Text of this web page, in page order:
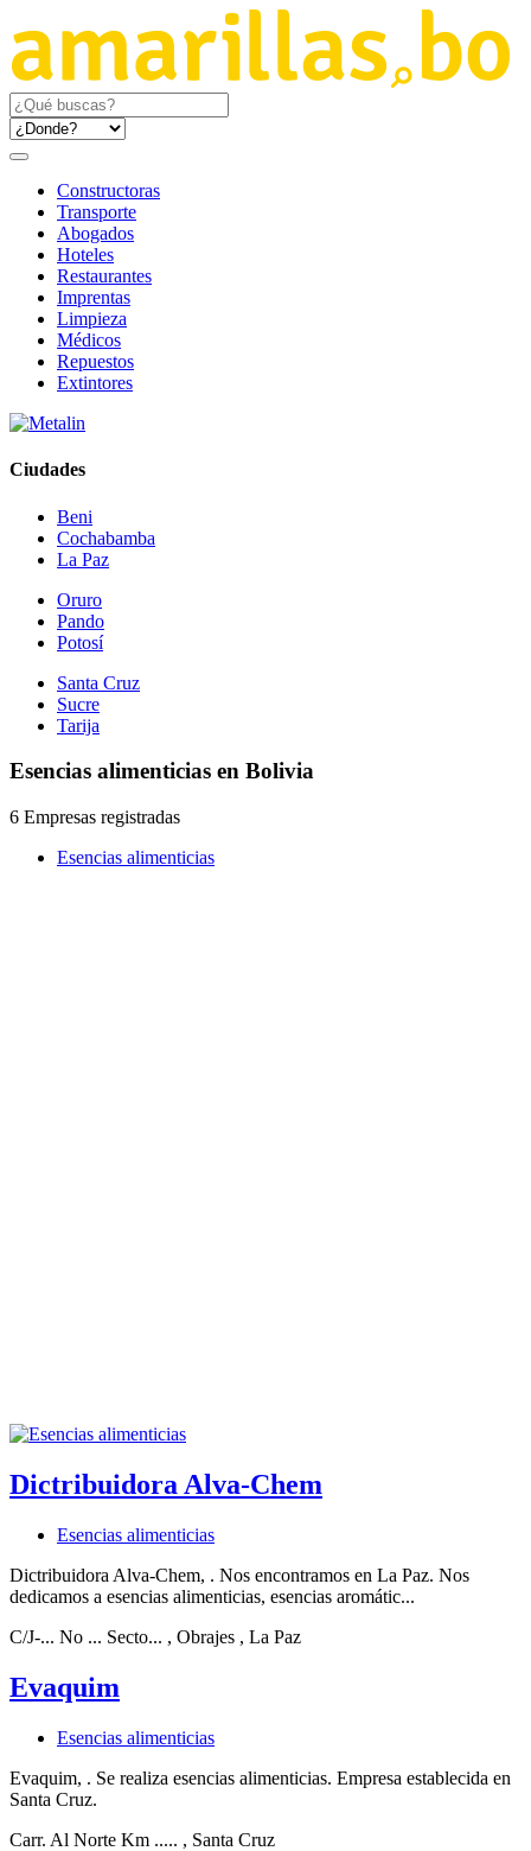
Constructoras
Transporte
Abogados
Hoteles
Restaurantes
Imprentas
Limpieza
Médicos
Repuestos
Extintores
Ciudades
Beni
Cochabamba
La Paz
Oruro
Pando
Potosí
Santa Cruz
Sucre
Tarija
Esencias alimenticias en Bolivia
6 Empresas registradas
Esencias alimenticias
Dictribuidora Alva-Chem
Esencias alimenticias
Dictribuidora Alva-Chem, . Nos encontramos en La Paz. Nos
dedicamos a esencias alimenticias, esencias aromátic...
C/J-... No ... Secto... , Obrajes , La Paz
Evaquim
Esencias alimenticias
Evaquim, . Se realiza esencias alimenticias. Empresa establecida en
Santa Cruz.
Carr. Al Norte Km ..... , Santa Cruz